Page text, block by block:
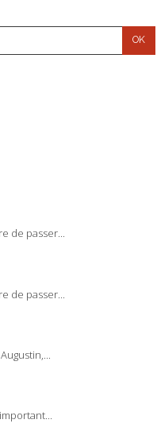
de passer...
de passer...